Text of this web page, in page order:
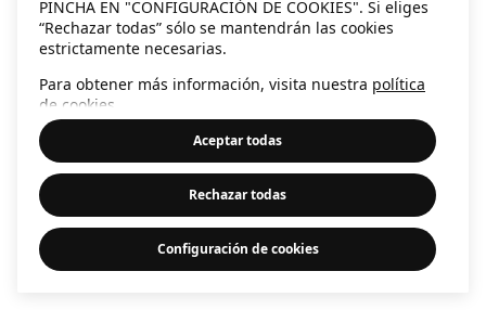
PINCHA EN "CONFIGURACIÓN DE COOKIES". Si eliges
“Rechazar todas” sólo se mantendrán las cookies
estrictamente necesarias.
Para obtener más información, visita nuestra política
de cookies
Aceptar todas
Rechazar todas
Configuración de cookies